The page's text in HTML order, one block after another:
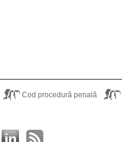
Cod procedură penală